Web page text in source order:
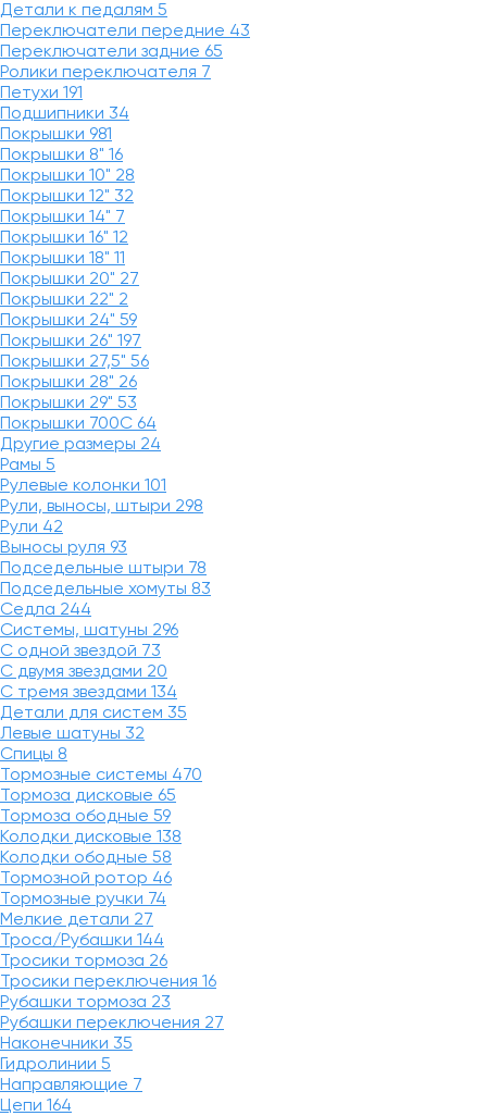
Детали к педалям 5
Переключатели передние 43
Переключатели задние 65
Ролики переключателя 7
Петухи 191
Подшипники 34
Покрышки 981
Покрышки 8" 16
Покрышки 10" 28
Покрышки 12" 32
Покрышки 14" 7
Покрышки 16" 12
Покрышки 18" 11
Покрышки 20" 27
Покрышки 22" 2
Покрышки 24" 59
Покрышки 26" 197
Покрышки 27,5" 56
Покрышки 28" 26
Покрышки 29" 53
Покрышки 700C 64
Другие размеры 24
Рамы 5
Рулевые колонки 101
Рули, выносы, штыри 298
Рули 42
Выносы руля 93
Подседельные штыри 78
Подседельные хомуты 83
Седла 244
Системы, шатуны 296
С одной звездой 73
С двумя звездами 20
С тремя звездами 134
Детали для систем 35
Левые шатуны 32
Спицы 8
Тормозные системы 470
Тормоза дисковые 65
Тормоза ободные 59
Колодки дисковые 138
Колодки ободные 58
Тормозной ротор 46
Тормозные ручки 74
Мелкие детали 27
Троса/Рубашки 144
Тросики тормоза 26
Тросики переключения 16
Рубашки тормоза 23
Рубашки переключения 27
Наконечники 35
Гидролинии 5
Направляющие 7
Цепи 164